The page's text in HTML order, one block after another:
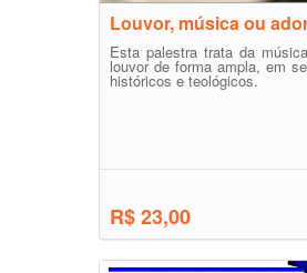
Louvor, música ou
Esta palestra trata da
louvor de forma ampla, em
históricos e teológicos.
R$ 23,00